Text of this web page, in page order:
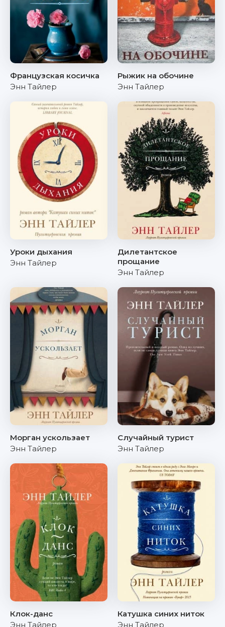
Французская косичка
Энн Тайлер
Рыжик на обочине
Энн Тайлер
Уроки дыхания
Энн Тайлер
Дилетантское
прощание
Энн Тайлер
Морган ускользает
Энн Тайлер
Случайный турист
Энн Тайлер
Клок-данс
Энн Тайлер
Катушка синих ниток
Энн Тайлер